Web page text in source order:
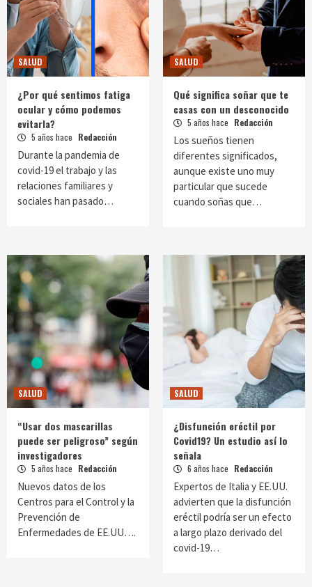
SALUD
¿Por qué sentimos fatiga
ocular y cómo podemos
evitarla?
5 años hace Redacción
Durante la pandemia de
covid-19 el trabajo y las
relaciones familiares y
sociales han pasado…
SALUD
Qué significa soñar que te
casas con un desconocido
5 años hace Redacción
Los sueños tienen
diferentes significados,
aunque existe uno muy
particular que sucede
cuando soñas que…
SALUD
“Usar dos mascarillas
puede ser peligroso” según
investigadores
5 años hace Redacción
Nuevos datos de los
Centros para el Control y la
Prevención de
Enfermedades de EE.UU….
SALUD
¿Disfunción eréctil por
Covid19? Un estudio así lo
señala
6 años hace Redacción
Expertos de Italia y EE.UU.
advierten que la disfunción
eréctil podría ser un efecto
a largo plazo derivado del
covid-19…